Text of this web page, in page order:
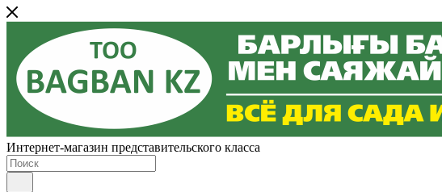
Интернет-магазин представительского класса